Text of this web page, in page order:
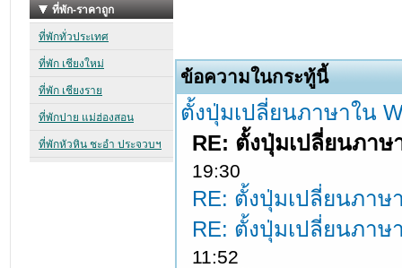
ข้อความในกระทู้นี้
ตั้งปุ่มเปลี่ยนภาษาใน
RE: ตั้งปุ่มเปลี่ยนภาษ
19:30
RE: ตั้งปุ่มเปลี่ยนภาษ
RE: ตั้งปุ่มเปลี่ยนภาษ
11:52